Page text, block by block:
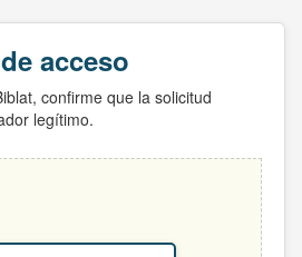
acceso
confirme que la solicitud
legítimo.